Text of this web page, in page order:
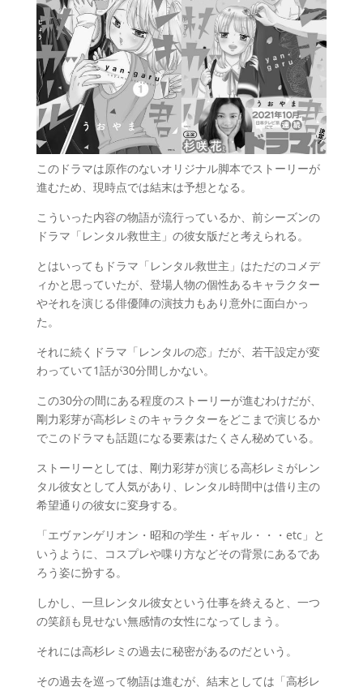
このドラマは原作のないオリジナル脚本でストーリーが
進むため、現時点では結末は予想となる。
こういった内容の物語が流行っているか、前シーズンの
ドラマ「レンタル救世主」の彼女版だと考えられる。
とはいってもドラマ「レンタル救世主」はただのコメデ
ィかと思っていたが、登場人物の個性あるキャラクター
やそれを演じる俳優陣の演技力もあり意外に面白かっ
た。
それに続くドラマ「レンタルの恋」だが、若干設定が変
わっていて1話が30分間しかない。
この30分の間にある程度のストーリーが進むわけだが、
剛力彩芽が高杉レミのキャラクターをどこまで演じるか
でこのドラマも話題になる要素はたくさん秘めている。
ストーリーとしては、剛力彩芽が演じる高杉レミがレン
タル彼女として人気があり、レンタル時間中は借り主の
希望通りの彼女に変身する。
「エヴァンゲリオン・昭和の学生・ギャル・・・etc」と
いうように、コスプレや喋り方などその背景にあるであ
ろう姿に扮する。
しかし、一旦レンタル彼女という仕事を終えると、一つ
の笑顔も見せない無感情の女性になってしまう。
それには高杉レミの過去に秘密があるのだという。
その過去を巡って物語は進むが、結末としては「高杉レ